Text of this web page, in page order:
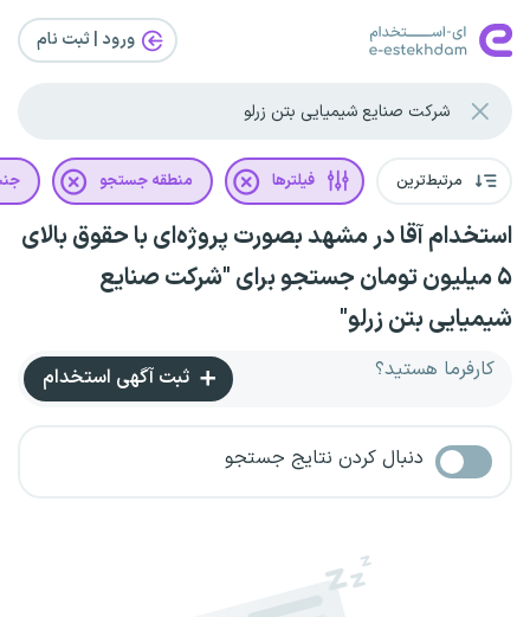
ورود | ثبت‌ نام
مرتبط‌ترین فیلترها منطقه جستجو
استخدام آقا در مشهد بصورت پروژه‌ای با حقوق بالای
۵ میلیون تومان جستجو برای "شرکت صنایع
شیمیایی بتن زرلو"
کارفرما هستید؟ ثبت آگهی استخدام
دنبال کردن نتایج جستجو